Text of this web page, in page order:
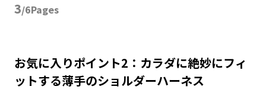
3/6Pages
お気に入りポイント2：カラダに絶妙にフィ
ットする薄手のショルダーハーネス